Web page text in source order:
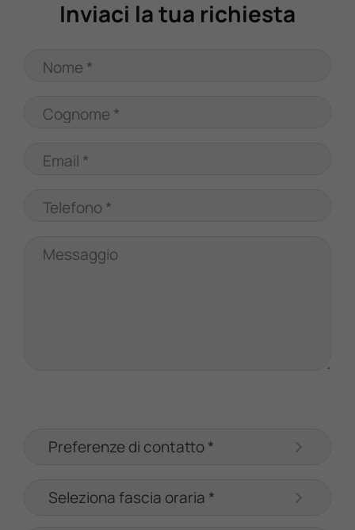
Inviaci la tua richiesta
Nome *
Cognome *
Email *
Telefono *
Messaggio